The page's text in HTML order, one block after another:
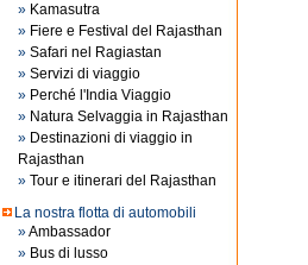
» Kamasutra
» Fiere e Festival del Rajasthan
» Safari nel Ragiastan
» Servizi di viaggio
» Perché l'India Viaggio
» Natura Selvaggia in Rajasthan
» Destinazioni di viaggio in
Rajasthan
» Tour e itinerari del Rajasthan
La nostra flotta di automobili
»Ambassador
» Bus di lusso